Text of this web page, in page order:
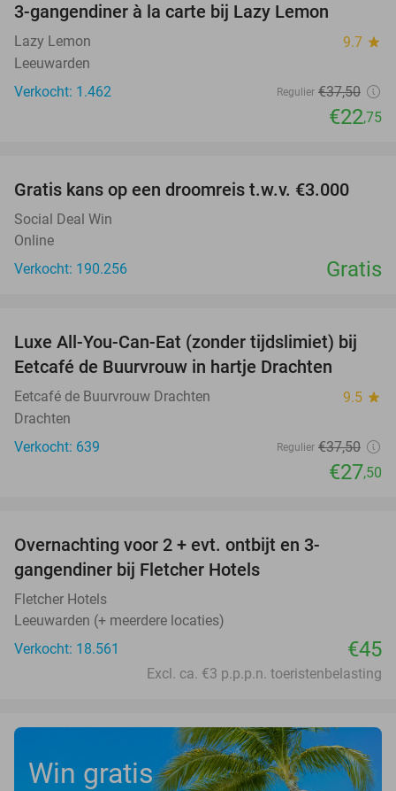
3-gangendiner à la carte bij Lazy Lemon
Lazy Lemon 9.7 star
Leeuwarden
Verkocht: 1.462
Regulier €37,50
€22,75
Gratis kans op een droomreis t.w.v. €3.000
Social Deal Win
Online
Verkocht: 190.256
Gratis
27%
Luxe All-You-Can-Eat (zonder tijdslimiet) bij
Eetcafé de Buurvrouw in hartje Drachten
Eetcafé de Buurvrouw Drachten 9.5 star
Drachten
Verkocht: 639
Regulier €37,50
€27,50
Overnachting voor 2 + evt. ontbijt en 3-
gangendiner bij Fletcher Hotels
Fletcher Hotels
Leeuwarden (+ meerdere locaties)
Verkocht: 18.561
€45
Excl. ca. €3 p.p.p.n. toeristenbelasting
Win gratis